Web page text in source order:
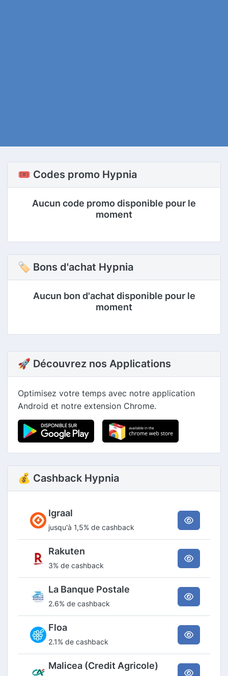
🎟️ Codes promo Hypnia
Aucun code promo disponible pour le
moment
🏷 Bons d'achat Hypnia
Aucun bon d'achat disponible pour le
moment
🚀 Découvrez nos Applications
Optimisez votre temps avec notre application
Android et notre extension Chrome.
💰 Cashback Hypnia
Igraal
jusqu'à 1,5% de cashback
Rakuten
3% de cashback
La Banque Postale
2.6% de cashback
Floa
2.1% de cashback
Malicea (Credit Agricole)